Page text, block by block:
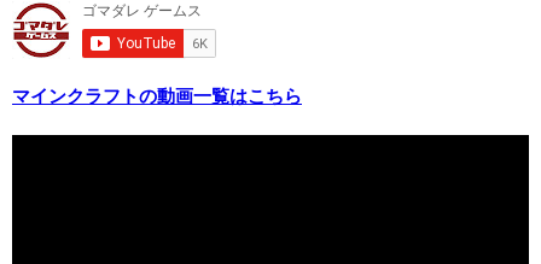
マインクラフトの動画一覧はこちら